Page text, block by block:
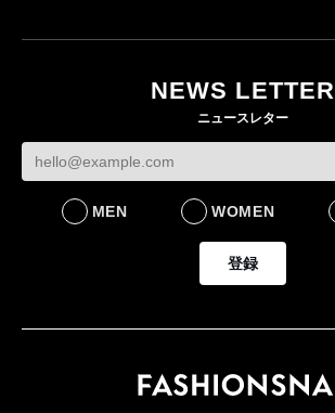
ケットなど7型を発売
FASHION
をラインナップ
LIFESTYLE
NEWS LETTER
ニュースレター
MEN WOMEN
登録